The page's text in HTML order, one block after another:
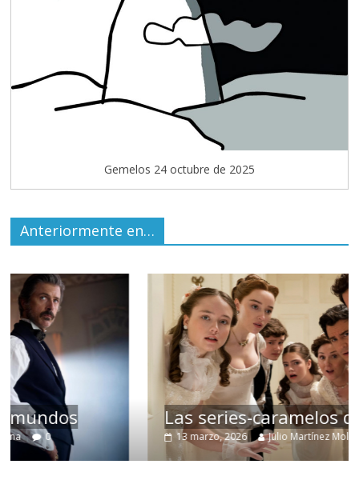
Gemelos 24 octubre de 2025
Anteriormente en…
Las series-caramelos de Shondaland
13 marzo, 2026 Julio Martínez Molina 0